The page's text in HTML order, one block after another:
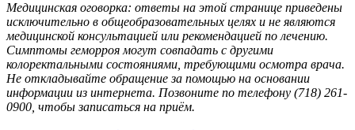
Медицинская оговорка: ответы на этой странице приведены
исключительно в общеобразовательных целях и не являются
медицинской консультацией или рекомендацией по лечению.
Симптомы геморроя могут совпадать с другими
колоректальными состояниями, требующими осмотра врача.
Не откладывайте обращение за помощью на основании
информации из интернета. Позвоните по телефону (718) 261-
0900, чтобы записаться на приём.